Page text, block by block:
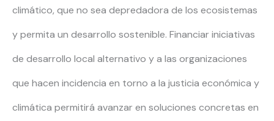
climático, que no sea depredadora de los ecosistemas
y permita un desarrollo sostenible. Financiar iniciativas
de desarrollo local alternativo y a las organizaciones
que hacen incidencia en torno a la justicia económica y
climática permitirá avanzar en soluciones concretas en